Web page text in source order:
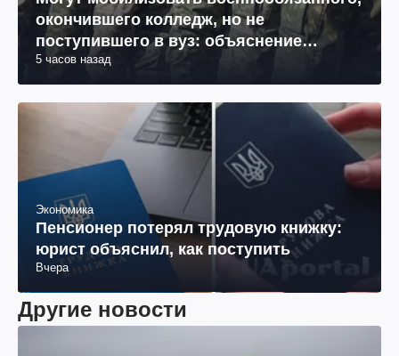
окончившего колледж, но не
поступившего в вуз: объяснение
юриста
5 часов назад
Экономика
Пенсионер потерял трудовую книжку:
юрист объяснил, как поступить
Вчера
Другие новости